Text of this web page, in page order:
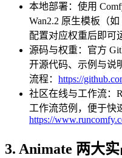
本地部署：使用
Wan2.2 原生模板（
配置对应权重后即可
源码与权重：官方
开源代码、示例与说
流程： https://
社区在线与工作流：
工作流范例，便于快
https://
3. Animate 两大